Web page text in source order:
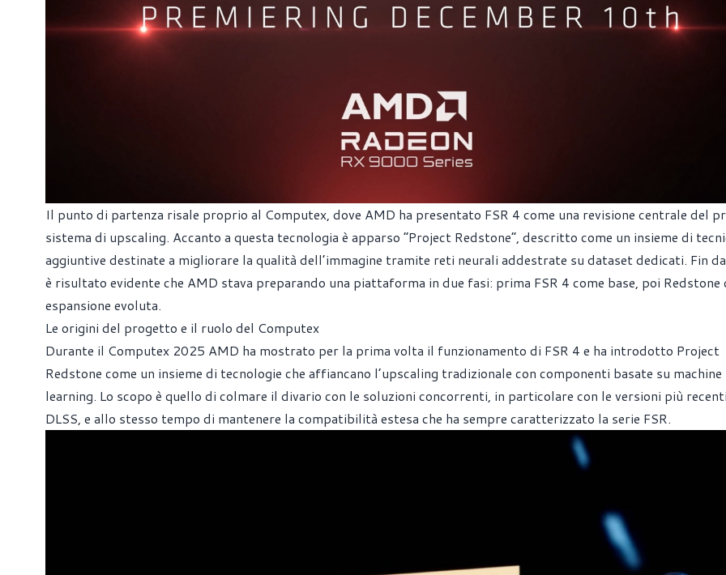
Il punto di partenza risale proprio al Computex, dove AMD ha presentato FSR 4 come una revisione centrale del
sistema di upscaling. Accanto a questa tecnologia è apparso “Project Redstone”, descritto come un insieme di
aggiuntive destinate a migliorare la qualità dell’immagine tramite reti neurali addestrate su dataset dedicati. Fin
è risultato evidente che AMD stava preparando una piattaforma in due fasi: prima FSR 4 come base, poi Redstone
espansione evoluta.
Le origini del progetto e il ruolo del Computex
Durante il Computex 2025 AMD ha mostrato per la prima volta il funzionamento di FSR 4 e ha introdotto Project
Redstone come un insieme di tecnologie che affiancano l’upscaling tradizionale con componenti basate su machine
learning. Lo scopo è quello di colmare il divario con le soluzioni concorrenti, in particolare con le versioni più
DLSS, e allo stesso tempo di mantenere la compatibilità estesa che ha sempre caratterizzato la serie FSR.